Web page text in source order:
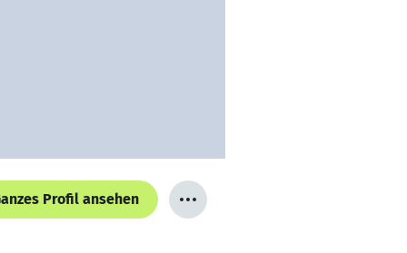
Profil ansehen